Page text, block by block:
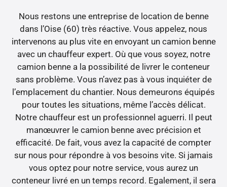
Nous restons une entreprise de location de benne
dans l’Oise (60) très réactive. Vous appelez, nous
intervenons au plus vite en envoyant un camion benne
avec un chauffeur expert. Où que vous soyez, notre
camion benne a la possibilité de livrer le conteneur
sans problème. Vous n’avez pas à vous inquiéter de
l’emplacement du chantier. Nous demeurons équipés
pour toutes les situations, même l’accès délicat.
Notre chauffeur est un professionnel aguerri. Il peut
manœuvrer le camion benne avec précision et
efficacité. De fait, vous avez la capacité de compter
sur nous pour répondre à vos besoins vite. Si jamais
vous optez pour notre service, vous aurez un
conteneur livré en un temps record. Egalement, il sera